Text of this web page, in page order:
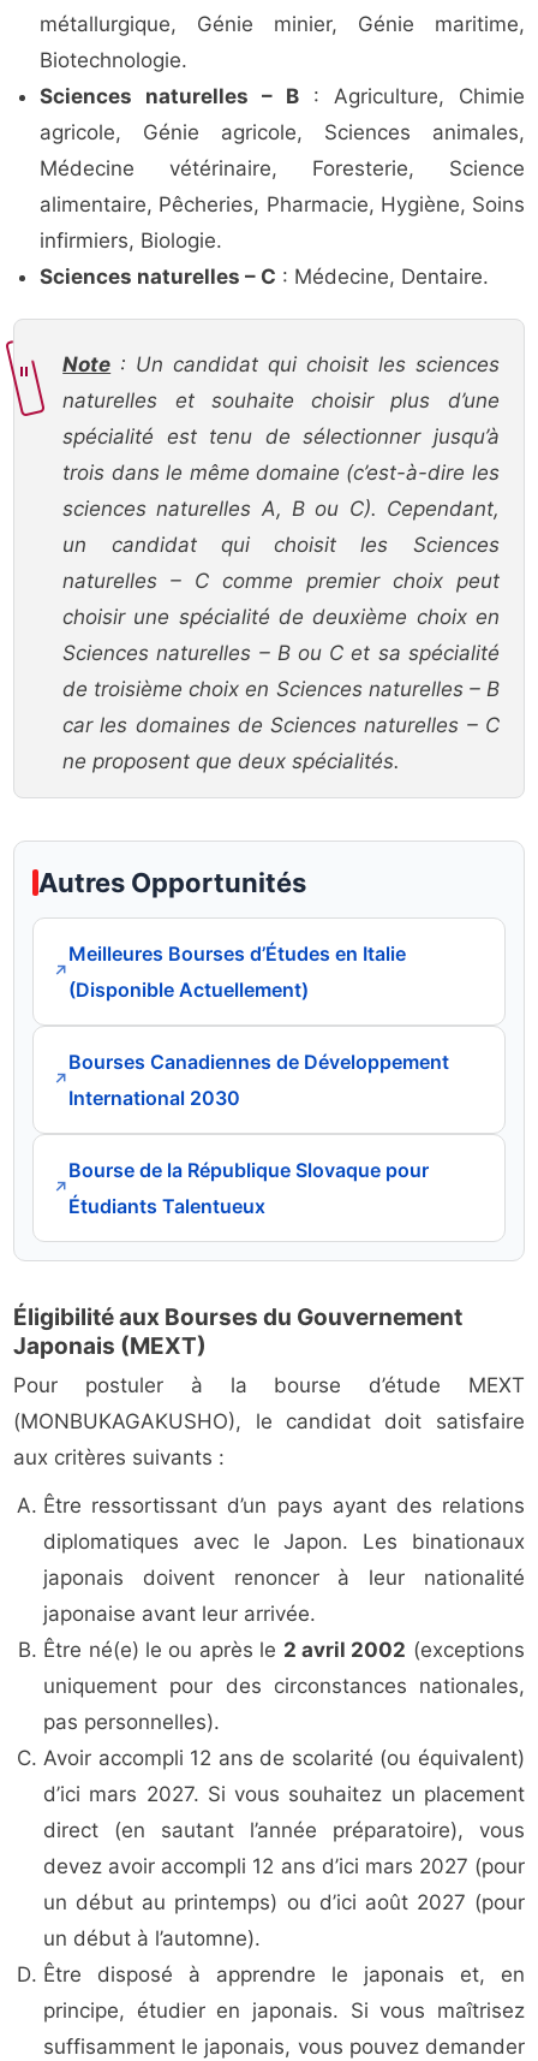
métallurgique, Génie minier, Génie maritime,
Biotechnologie.
Sciences naturelles – B : Agriculture, Chimie
agricole, Génie agricole, Sciences animales,
Médecine vétérinaire, Foresterie, Science
alimentaire, Pêcheries, Pharmacie, Hygiène, Soins
infirmiers, Biologie.
Sciences naturelles – C : Médecine, Dentaire.
Note : Un candidat qui choisit les sciences
naturelles et souhaite choisir plus d’une
spécialité est tenu de sélectionner jusqu’à
trois dans le même domaine (c’est-à-dire les
sciences naturelles A, B ou C). Cependant,
un candidat qui choisit les Sciences
naturelles – C comme premier choix peut
choisir une spécialité de deuxième choix en
Sciences naturelles – B ou C et sa spécialité
de troisième choix en Sciences naturelles – B
car les domaines de Sciences naturelles – C
ne proposent que deux spécialités.
Autres Opportunités
↗
Meilleures Bourses d’Études en Italie
(Disponible Actuellement)
↗
Bourses Canadiennes de Développement
International 2030
↗
Bourse de la République Slovaque pour
Étudiants Talentueux
Éligibilité aux Bourses du Gouvernement
Japonais (MEXT)
Pour postuler à la bourse d’étude MEXT
(MONBUKAGAKUSHO), le candidat doit satisfaire
aux critères suivants :
Être ressortissant d’un pays ayant des relations
diplomatiques avec le Japon. Les binationaux
japonais doivent renoncer à leur nationalité
japonaise avant leur arrivée.
Être né(e) le ou après le 2 avril 2002 (exceptions
uniquement pour des circonstances nationales,
pas personnelles).
Avoir accompli 12 ans de scolarité (ou équivalent)
d’ici mars 2027. Si vous souhaitez un placement
direct (en sautant l’année préparatoire), vous
devez avoir accompli 12 ans d’ici mars 2027 (pour
un début au printemps) ou d’ici août 2027 (pour
un début à l’automne).
Être disposé à apprendre le japonais et, en
principe, étudier en japonais. Si vous maîtrisez
suffisamment le japonais, vous pouvez demander